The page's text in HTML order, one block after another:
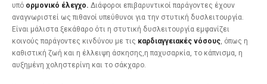
υπό ορμονικό έλεγχο. Διάφοροι επιβαρυντικοί παράγοντες έχουν
αναγνωριστεί ως πιθανοί υπεύθυνοι για την στυτική δυσλειτουργία.
Είναι μάλιστα ξεκάθαρο ότι η στυτική δυσλειτουργία εμφανίζει
κοινούς παράγοντες κινδύνου με τις καρδιαγγειακές νόσους, όπως η
καθιστική ζωή και η έλλειψη άσκησης,η παχυσαρκία, το κάπνισμα, η
αυξημένη χοληστερίνη και το σάκχαρο.